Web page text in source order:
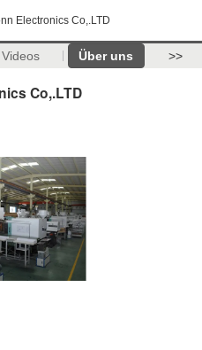
Electronics Co,.LTD
Videos Über uns >>
Co,.LTD